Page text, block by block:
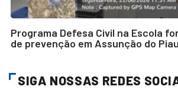
Programa Defesa Civil na Escola
de prevenção em Assunção do
SIGA NOSSAS REDES